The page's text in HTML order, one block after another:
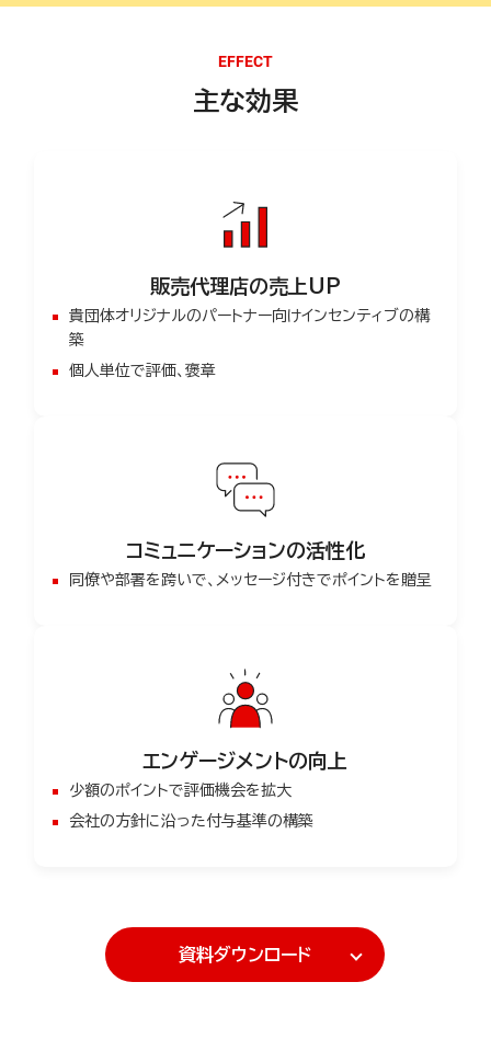
EFFECT
主な効果
販売代理店の売上UP
貴団体オリジナルのパートナー向けインセンティブの構
築
個人単位で評価、褒章
コミュニケーションの活性化
同僚や部署を跨いで、メッセージ付きでポイントを贈呈
エンゲージメントの向上
少額のポイントで評価機会を拡大
会社の方針に沿った付与基準の構築
資料ダウンロード